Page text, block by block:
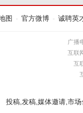
图 - 官方微博 - 诚聘英
广播
互联
互
投稿,发稿,媒体邀请,市